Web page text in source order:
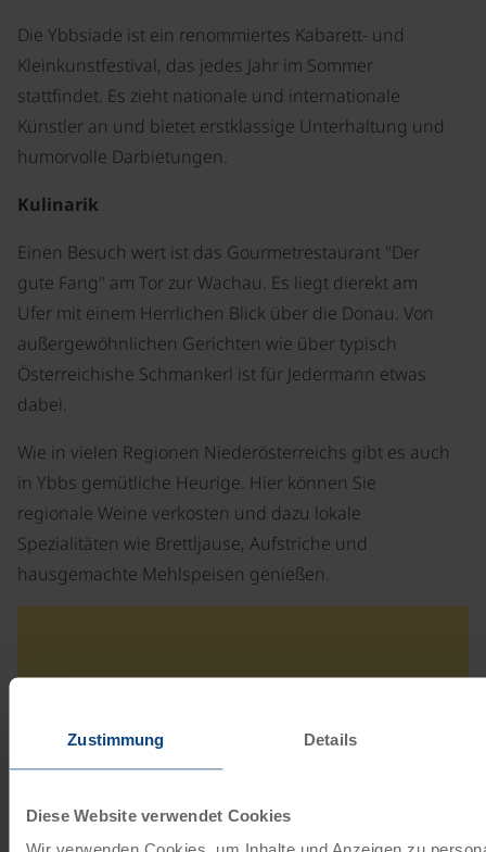
Zustimmung Details
Diese Website verwendet Cookies
Die Ybbsiade ist ein renommiertes Kabarett- und
Kleinkunstfestival, das jedes Jahr im Sommer
stattfindet. Es zieht nationale und internationale
Künstler an und bietet erstklassige Unterhaltung und
humorvolle Darbietungen.
Kulinarik
Einen Besuch wert ist das Gourmetrestaurant "Der
gute Fang" am Tor zur Wachau. Es liegt dierekt am
Ufer mit einem Herrlichen Blick über die Donau. Von
außergewöhnlichen Gerichten wie über typisch
Österreichishe Schmankerl ist für Jedermann etwas
dabei.
Wie in vielen Regionen Niederösterreichs gibt es auch
in Ybbs gemütliche Heurige. Hier können Sie
regionale Weine verkosten und dazu lokale
Spezialitäten wie Brettljause, Aufstriche und
hausgemachte Mehlspeisen genießen.
Stauwerkstraße 86
3370 Ybbs an der Donau